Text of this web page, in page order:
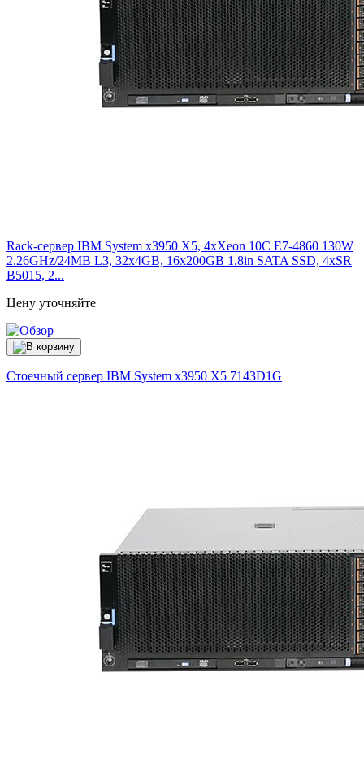
Rack-сервер IBM System x3950 X5, 4xXeon 10C E7-4860 130W
2.26GHz/24MB L3, 32x4GB, 16x200GB 1.8in SATA SSD, 4xSR
B5015, 2...
Цену уточняйте
Стоечный сервер IBM System x3950 X5 7143D1G